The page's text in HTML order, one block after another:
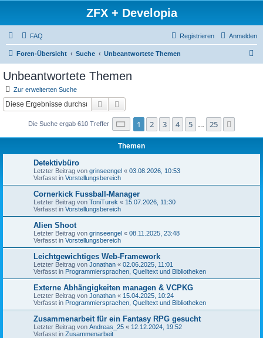
ZFX + Developia
FAQ Anmelden
Registrieren
Foren-Übersicht Suche Unbeantwortete Themen
Unbeantwortete Themen
Zur erweiterten Suche
Suche
Die Suche ergab 610 Treffer Seite 1von 25
1 2 3 4 5 25
Themen
Detektivbüro
Letzter Beitrag von grinseengel « 03.08.2026, 10:53
Verfasst in Vorstellungsbereich
Cornerkick Fussball-Manager
Letzter Beitrag von ToniTurek « 15.07.2026, 11:30
Verfasst in Vorstellungsbereich
Alien Shoot
Letzter Beitrag von grinseengel « 08.11.2025, 23:48
Verfasst in Vorstellungsbereich
Leichtgewichtiges Web-Framework
Letzter Beitrag von Jonathan « 02.06.2025, 11:01
Verfasst in Programmiersprachen, Quelltext und Bibliotheken
Externe Abhängigkeiten managen & VCPKG
Letzter Beitrag von Jonathan « 15.04.2025, 10:24
Verfasst in Programmiersprachen, Quelltext und Bibliotheken
Zusammenarbeit für ein Fantasy RPG gesucht
Letzter Beitrag von Andreas_25 « 12.12.2024, 19:52
Verfasst in Zusammenarbeit